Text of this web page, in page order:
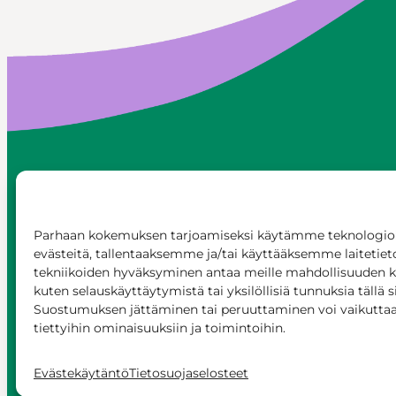
Parhaan kokemuksen tarjoamiseksi käytämme
evästeitä, tallentaaksemme ja/tai käyttääksemme
tekniikoiden hyväksyminen antaa meille mahdollisuuden
kuten selauskäyttäytymistä tai yksilöllisiä tunnuksia tällä
Suostumuksen jättäminen tai peruuttaminen voi
tiettyihin ominaisuuksiin ja toimintoihin.
EvästekäytäntöTietosuojaselosteet
SEURAA MEITÄ